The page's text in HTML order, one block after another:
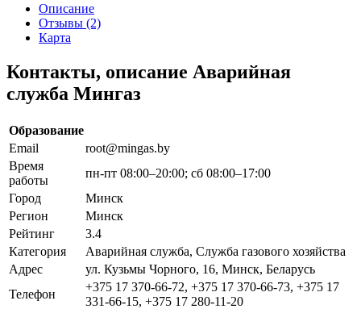
Описание
Отзывы (2)
Карта
Контакты, описание Аварийная
служба Мингаз
Образование
Email
root@mingas.by
Время
работы
пн-пт 08:00–20:00; сб 08:00–17:00
Город
Минск
Регион
Минск
Рейтинг
3.4
Категория
Аварийная служба, Служба газового хозяйства
Адрес
ул. Кузьмы Чорного, 16, Минск, Беларусь
Телефон
+375 17 370-66-72, +375 17 370-66-73, +375 17
331-66-15, +375 17 280-11-20